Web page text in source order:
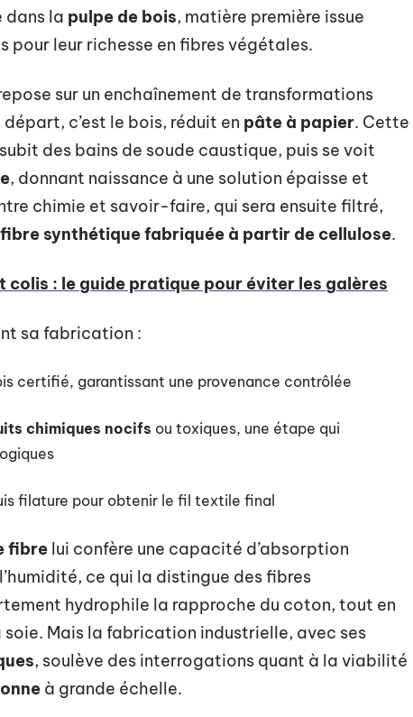
dans la pulpe de bois, matière première issue
pour leur richesse en fibres végétales.
sur un enchaînement de transformations
c’est le bois, réduit en pâte à papier. Cette
des bains de soude caustique, puis se voit
, donnant naissance à une solution épaisse et
chimie et savoir-faire, qui sera ensuite filtré,
fibre synthétique fabriquée à partir de cellulose.
colis : le guide pratique pour éviter les galères
sa fabrication :
certifié, garantissant une provenance contrôlée
chimiques nocifs ou toxiques, une étape qui
filature pour obtenir le fil textile final
fibre lui confère une capacité d’absorption
ce qui la distingue des fibres
hydrophile la rapproche du coton, tout en
Mais la fabrication industrielle, avec ses
, soulève des interrogations quant à la viabilité
à grande échelle.